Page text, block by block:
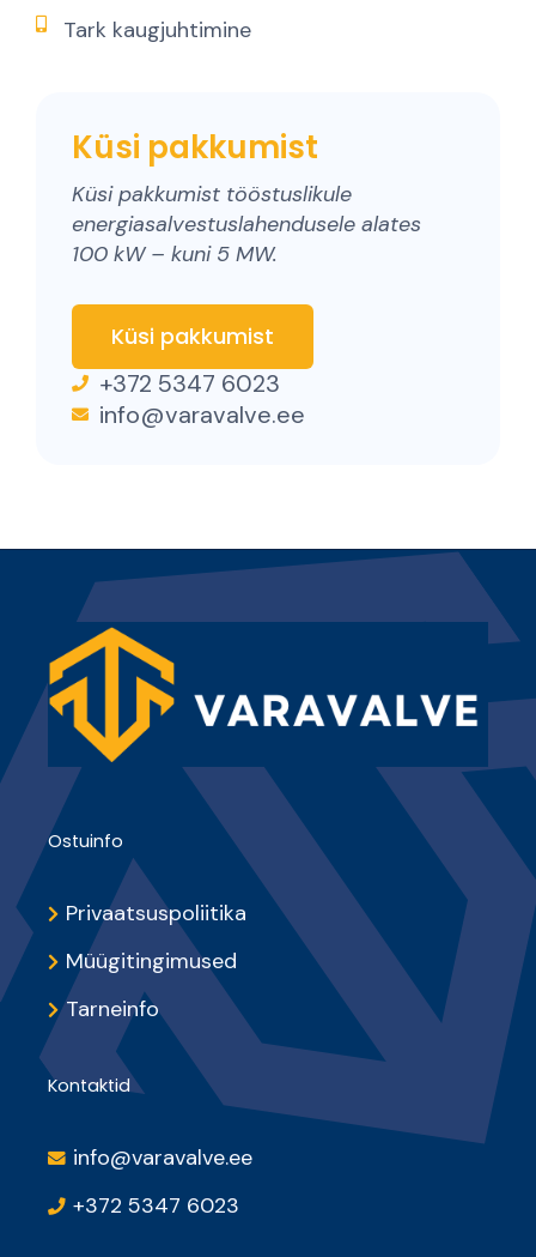
Tark kaugjuhtimine
Küsi pakkumist
Küsi pakkumist tööstuslikule
energiasalvestuslahendusele alates
100 kW – kuni 5 MW.
Küsi pakkumist
+372 5347 6023
info@varavalve.ee
Ostuinfo
Privaatsuspoliitika
Müügitingimused
Tarneinfo
Kontaktid
info@varavalve.ee
+372 5347 6023